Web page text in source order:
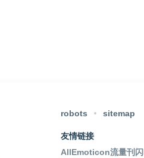
robots sitemap
友情链接
AllEmoticon流量刊